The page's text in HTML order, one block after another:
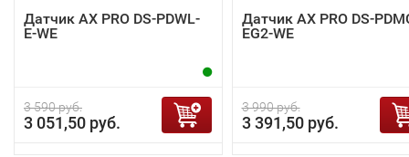
Датчик AX PRO DS-PDWL-
E-WE
3 590 руб.
3 051,50 руб.
Датчик AX PRO DS-
EG2-WE
3 990 руб.
3 391,50 руб.